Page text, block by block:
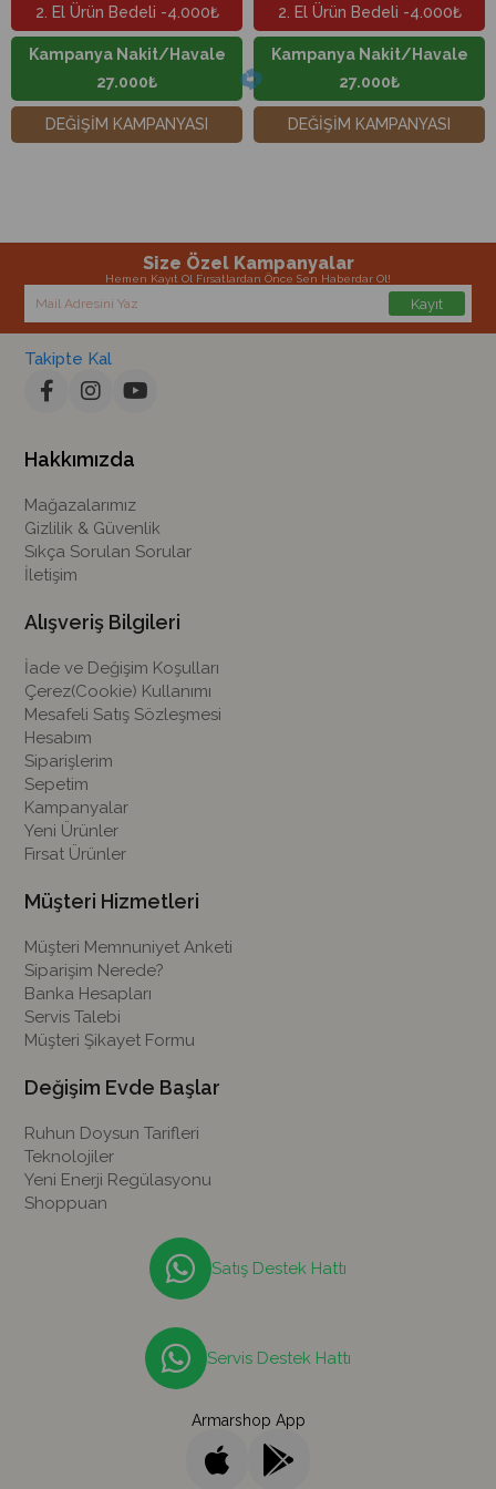
2. El Ürün Bedeli -4.000₺
Kampanya Nakit/Havale
27.000₺
DEĞİŞİM KAMPANYASI
2. El Ürün Bedeli -4.000₺
Kampanya Nakit/Havale
27.000₺
DEĞİŞİM KAMPANYASI
Size Özel Kampanyalar
Hemen Kayıt Ol Fırsatlardan Önce Sen Haberdar Ol!
Kayıt
Takipte Kal
Hakkımızda
Mağazalarımız
Gizlilik & Güvenlik
Sıkça Sorulan Sorular
İletişim
Alışveriş Bilgileri
İade ve Değişim Koşulları
Çerez(Cookie) Kullanımı
Mesafeli Satış Sözleşmesi
Hesabım
Siparişlerim
Sepetim
Kampanyalar
Yeni Ürünler
Fırsat Ürünler
Müşteri Hizmetleri
Müşteri Memnuniyet Anketi
Siparişim Nerede?
Banka Hesapları
Servis Talebi
Müşteri Şikayet Formu
Değişim Evde Başlar
Ruhun Doysun Tarifleri
Teknolojiler
Yeni Enerji Regülasyonu
Shoppuan
Satış Destek Hattı
Servis Destek Hattı
Armarshop App